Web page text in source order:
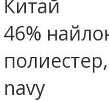
Китай
46%
navy